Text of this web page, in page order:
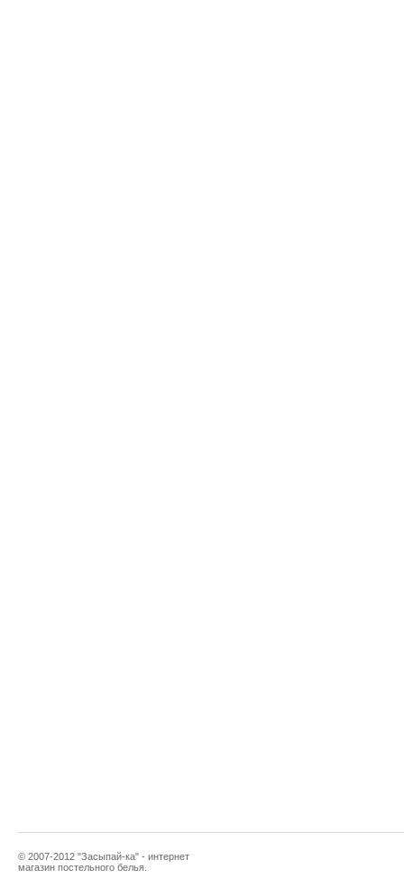
© 2007-2012 "Засыпай-ка" - интернет
магазин постельного белья.